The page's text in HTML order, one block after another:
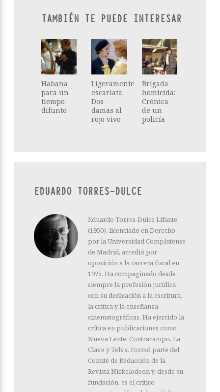
TAMBIÉN TE PUEDE INTERESAR
Habana
para un
tiempo
difunto
Ligeramente
escarlata:
Dos
damas al
rojo vivo
Brigada
homicida:
Crónica
de un
policía
EDUARDO TORRES-DULCE
Eduardo Torres-Dulce Lifante
(1950), licenciado en Derecho
por la Universidad Complutense
de Madrid, accedió por
oposición a la carrera fiscal en
1975. Ha compaginado desde
siempre la profesión jurídica
con su dedicación a la escritura,
la crítica y la enseñanza
cinematográficas. Ha ejercido la
crítica en publicaciones como
Nueva Lente, Contracampo, La
Clave y Telva. Formó parte del
Comité de Redacción de la
Revista Nickelodeon y, desde su
fundación, es el crítico